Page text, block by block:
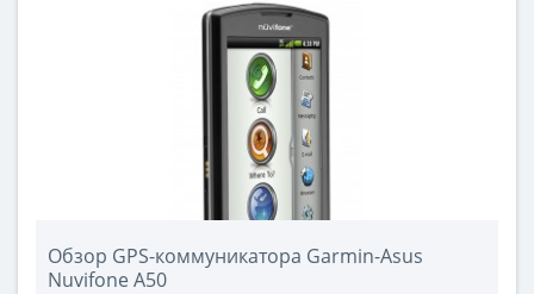
достойного освещения снимаемых объектов,
отличным выбором являются студийные
осветители современных моделей от ведущих
мировых произво..
Обзор GPS-коммуникатора Garmin-Asus
Nuvifone A50